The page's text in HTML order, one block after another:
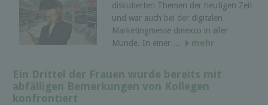
diskutierten Themen der heutigen Zeit
und war auch bei der digitalen
Marketingmesse dmexco in aller
Munde. In einer ...
mehr
Ein Drittel der Frauen wurde bereits mit
abfälligen Bemerkungen von Kollegen
konfrontiert